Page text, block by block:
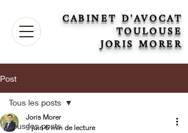
CABINET D'AVOCAT
TOULOUSE
JORIS MORER
Post
Tous les posts
Tous les posts
Joris Morer
9 juin 6 min de lecture